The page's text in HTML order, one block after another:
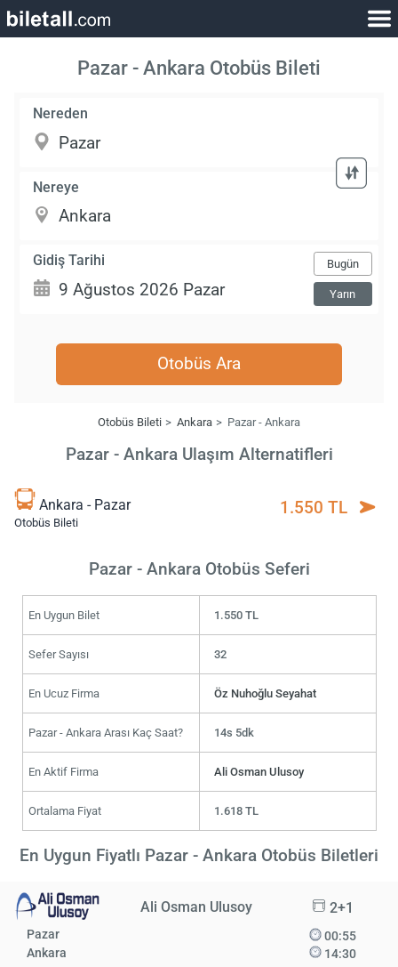
Pazar - Ankara Otobüs Bileti
Nereden
Nereye
Gidiş Tarihi Bugün
Yarın
Otobüs Ara
Otobüs Bileti Ankara Pazar - Ankara
Pazar - Ankara Ulaşım Alternatifleri
Ankara - Pazar
Otobüs Bileti
1.550 TL
Pazar - Ankara Otobüs Seferi
En Uygun Bilet 1.550 TL
Sefer Sayısı 32
En Ucuz Firma Öz Nuhoğlu Seyahat
Pazar - Ankara Arası Kaç Saat? 14s 5dk
En Aktif Firma Ali Osman Ulusoy
Ortalama Fiyat 1.618 TL
En Uygun Fiyatlı Pazar - Ankara Otobüs Biletleri
Ali Osman Ulusoy 2+1
Pazar
Ankara
00:55
14:30